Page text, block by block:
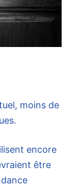
moins de
encore
être